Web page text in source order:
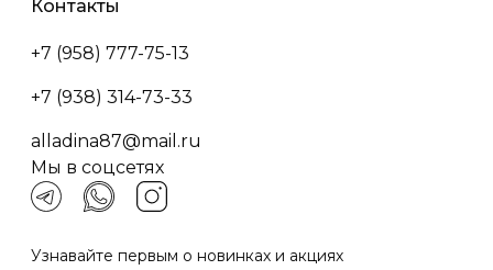
Контакты
+7 (958) 777-75-13
+7 (938) 314-73-33
alladina87@mail.ru
Мы в соцсетях
Узнавайте первым о новинках и акциях